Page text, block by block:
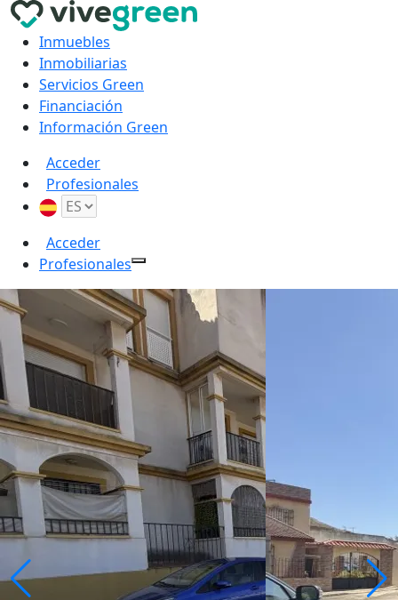
Inmuebles
Inmobiliarias
Servicios Green
Financiación
Información Green
Acceder
Profesionales
Acceder
Profesionales